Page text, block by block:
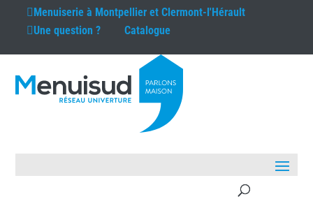
Menuiserie à Montpellier et Clermont-l'Hérault
Une question ?
Catalogue